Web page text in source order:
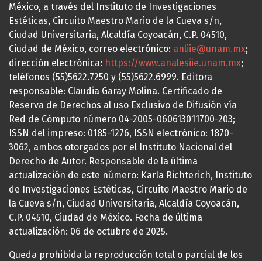
México, a través del Instituto de Investigaciones
Estéticas, Circuito Maestro Mario de la Cueva s/n,
Ciudad Universitaria, Alcaldía Coyoacán, C.P. 04510,
Ciudad de México, correo electrónico: anliie@unam.mx;
dirección electrónica: https://www.analesiie.unam.mx;
teléfonos (55)5622.7250 y (55)5622.6999. Editora
responsable: Claudia Garay Molina. Certificado de
Reserva de Derechos al uso Exclusivo de Difusión vía
Red de Cómputo número 04-2005-060613011700-203;
ISSN del impreso: 0185-1276, ISSN electrónico: 1870-
3062, ambos otorgados por el Instituto Nacional del
Derecho de Autor. Responsable de la última
actualización de este número: Karla Richterich, Instituto
de Investigaciones Estéticas, Circuito Maestro Mario de
la Cueva s/n, Ciudad Universitaria, Alcaldía Coyoacán,
C.P. 04510, Ciudad de México. Fecha de última
actualización: 06 de octubre de 2025.
Queda prohibida la reproducción total o parcial de los